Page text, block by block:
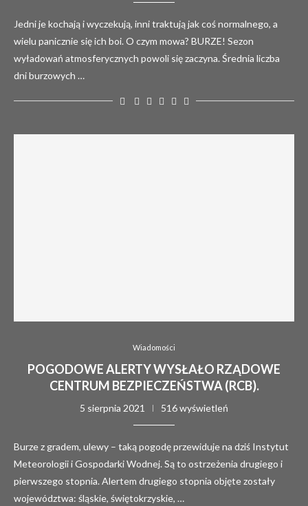
Jedni je kochają i wyczekują, inni traktują jak coś normalnego, a
wielu panicznie się ich boi. O czym mowa? BURZE! Sezon
wyładowań atmosferycznych powoli się zaczyna. Średnia liczba
dni burzowych …
Wiadomości
POGODOWE ALERTY WYSŁAŁO RZĄDOWE
CENTRUM BEZPIECZEŃSTWA (RCB).
5 sierpnia 2021 516 wyświetleń
Burze z gradem, ulewy – taką pogodę przewiduje na dziś Instytut
Meteorologii i Gospodarki Wodnej. Są to ostrzeżenia drugiego i
pierwszego stopnia. Alertem drugiego stopnia objęte zostały
województwa: śląskie, świętokrzyskie, …